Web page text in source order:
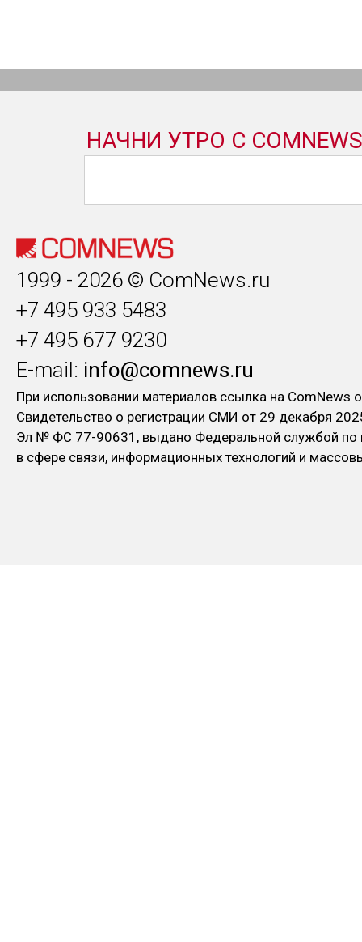
1999 - 2026 © ComNews.ru
+7 495 933 5483
+7 495 677 9230
E-mail: info@comnews.ru
При использовании материалов ссылка на ComNews
Свидетельство о регистрации СМИ от 29 декабря
Эл № ФC 77-90631, выдано Федеральной службой по
в сфере связи, информационных технологий и